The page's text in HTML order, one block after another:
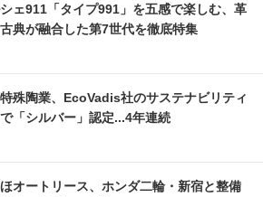
ェ911「タイプ991」を五感で楽しむ、革
典が融合した第7世代を徹底特集
殊陶業、EcoVadis社のサステナビリティ
「シルバー」認定...4年連続
オートリース、ホンダ二輪・新宿と整備